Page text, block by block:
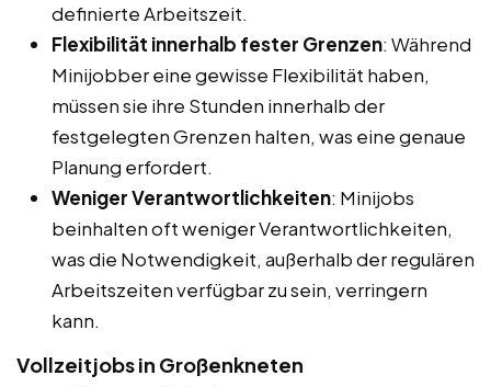
definierte Arbeitszeit.
Flexibilität innerhalb fester Grenzen: Während
Minijobber eine gewisse Flexibilität haben,
müssen sie ihre Stunden innerhalb der
festgelegten Grenzen halten, was eine genaue
Planung erfordert.
Weniger Verantwortlichkeiten: Minijobs
beinhalten oft weniger Verantwortlichkeiten,
was die Notwendigkeit, außerhalb der regulären
Arbeitszeiten verfügbar zu sein, verringern
kann.
Vollzeitjobs in Großenkneten